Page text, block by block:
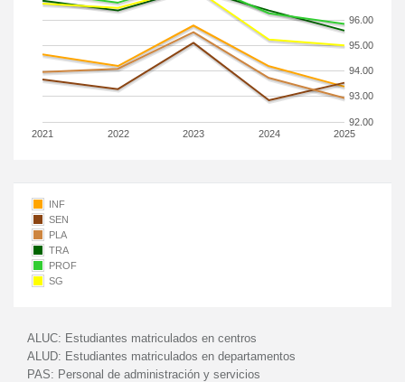
2021 2022 2023 2024 2025
92.00
93.00
94.00
95.00
96.00
INF
SEN
PLA
TRA
PROF
SG
ALUC: Estudiantes matriculados en centros
ALUD: Estudiantes matriculados en departamentos
PAS: Personal de administración y servicios